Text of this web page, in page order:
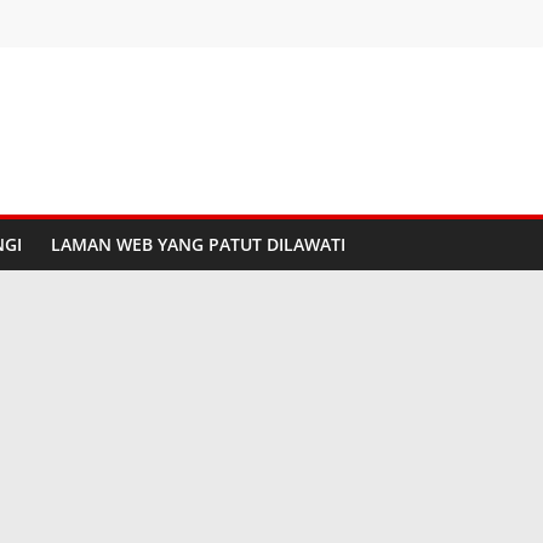
LAMAN WEB YANG PATUT DILAWATI